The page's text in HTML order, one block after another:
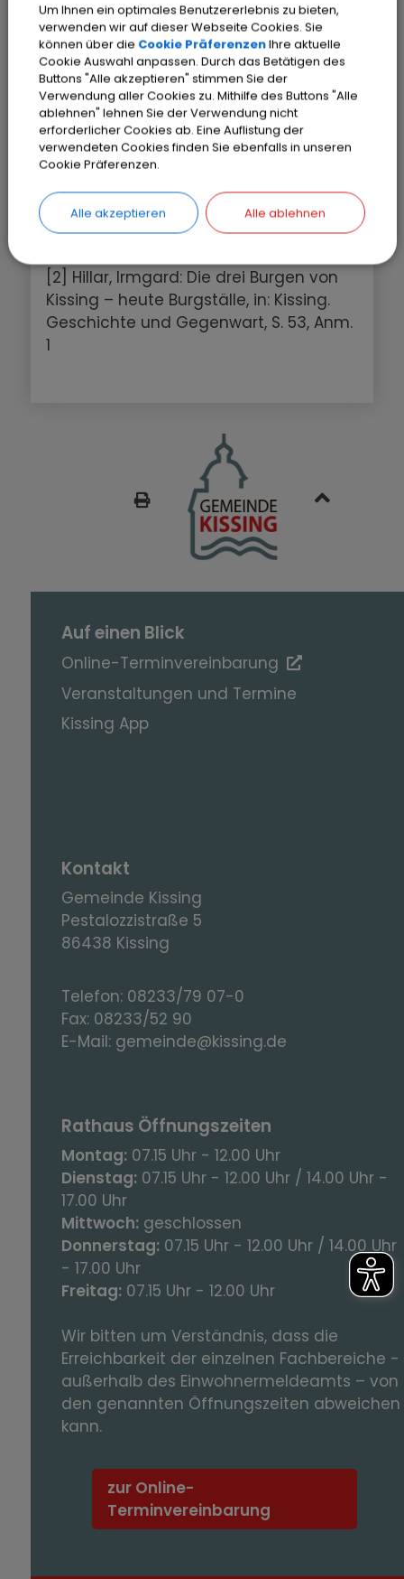
Autor: PD Dr. Peter Münch-Heubner
Verwendete und weiterführende
Literatur
ersten urkundlichen Erwähnung bis in
dieHofmarkszeit, S. 61.
[2] Hillar, Irmgard: Die drei Burgen von
Kissing – heute Burgställe, in: Kissing.
Geschichte und Gegenwart, S. 53, Anm.
1
Auf einen Blick
Online-Terminvereinbarung
Veranstaltungen und Termine
Kissing App
Kontakt
Gemeinde Kissing
Pestalozzistraße 5
86438 Kissing
Telefon: 08233/79 07-0
Fax: 08233/52 90
E-Mail: gemeinde@kissing.de
Rathaus Öffnungszeiten
Montag: 07.15 Uhr - 12.00 Uhr
Dienstag: 07.15 Uhr - 12.00 Uhr / 14.00 Uhr -
17.00 Uhr
Mittwoch: geschlossen
Donnerstag: 07.15 Uhr - 12.00 Uhr / 14.00 Uhr
- 17.00 Uhr
Freitag: 07.15 Uhr - 12.00 Uhr
Wir bitten um Verständnis, dass die
Erreichbarkeit der einzelnen Fachbereiche -
außerhalb des Einwohnermeldeamts – von
den genannten Öffnungszeiten abweichen
kann.
zur Online-
Terminvereinbarung
Um Ihnen ein optimales Benutzererlebnis zu bieten,
verwenden wir auf dieser Webseite Cookies. Sie
können über die Cookie PräferenzenIhre aktuelle
Cookie Auswahl anpassen. Durch das Betätigen des
Buttons "Alle akzeptieren" stimmen Sie der
Verwendung aller Cookies zu. Mithilfe des Buttons "Alle
ablehnen" lehnen Sie der Verwendung nicht
erforderlicher Cookies ab. Eine Auflistung der
verwendeten Cookies finden Sie ebenfalls in unseren
Cookie Präferenzen.
Alle akzeptieren Alle ablehnen